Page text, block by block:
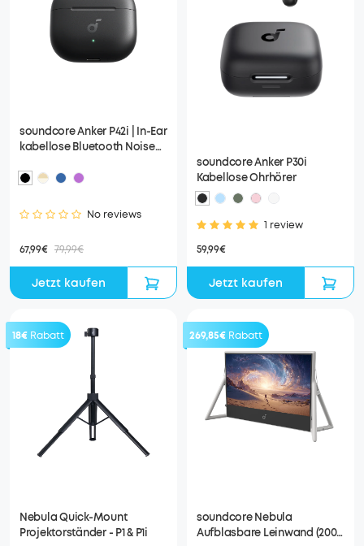
soundcore Anker P42i | In-Ear
kabellose Bluetooth Noise
No reviews
67,99€ 79,99€
Jetzt kaufen
soundcore Anker P30i
Kabellose Ohrhörer
1 review
59,99€
Jetzt kaufen
18€ Rabatt
Nebula Quick-Mount
Projektorständer - P1 & P1i
269,85€ Rabatt
soundcore Nebula
Aufblasbare Leinwand (200